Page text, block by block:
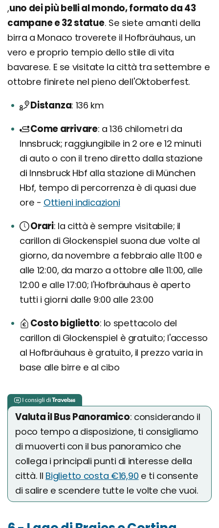
,uno dei più belli al mondo, formato da 43
campane e 32 statue. Se siete amanti della
birra a Monaco troverete il Hofbräuhaus, un
vero e proprio tempio dello stile di vita
bavarese. E se visitate la città tra settembre e
ottobre finirete nel pieno dell'Oktoberfest.
Distanza 136 km
Come arrivare a 136 chilometri da
Innsbruck; raggiungibile in 2 ore e 12 minuti
di auto o con il treno diretto dalla stazione
di Innsbruck Hbf alla stazione di München
Hbf, tempo di percorrenza è di quasi due
ore - Ottieni indicazioni
Orari la città è sempre visitabile; il
carillon di Glockenspiel suona due volte al
giorno, da novembre a febbraio alle 11:00 e
alle 12:00, da marzo a ottobre alle 11:00, alle
12:00 e alle 17:00; l'Hofbräuhaus è aperto
tutti i giorni dalle 9:00 alle 23:00
Costo biglietto lo spettacolo del
carillon di Glockenspiel è gratuito; l'accesso
al Hofbräuhaus è gratuito, il prezzo varia in
base alle birre e al cibo
Valuta il Bus Panoramico: considerando il
poco tempo a disposizione, ti consigliamo
di muoverti con il bus panoramico che
collega i principali punti di interesse della
città. Il Biglietto costa €16,90 e ti consente
di salire e scendere tutte le volte che vuoi.